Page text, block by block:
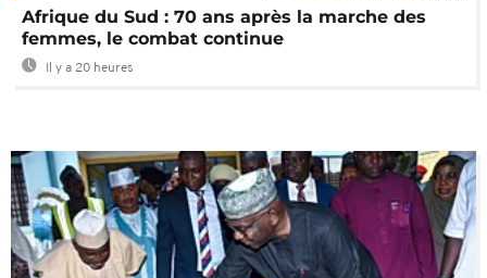
Afrique du Sud : 70 ans après la marche des
femmes, le combat continue
Il y a 20 heures